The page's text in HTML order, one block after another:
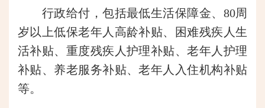
行政给付，包括最低生活保障金、80周
岁以上低保老年人高龄补贴、困难残疾人生
活补贴、重度残疾人护理补贴、老年人护理
补贴、养老服务补贴、老年人入住机构补贴
等。